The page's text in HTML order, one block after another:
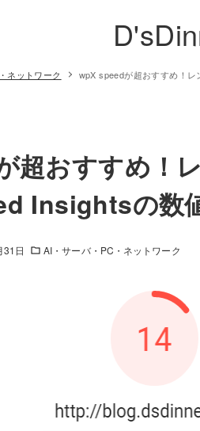
ネットワーク wpX speedが超おすすめ！レ
超おすすめ！
Insightsの数
31日 AI・サーバ・PC・ネットワーク